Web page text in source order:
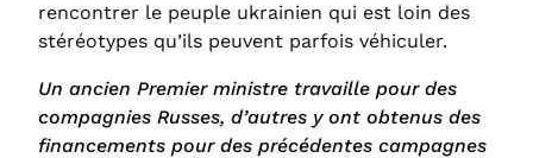
rencontrer le peuple ukrainien qui est loin des
stéréotypes qu’ils peuvent parfois véhiculer.
Un ancien Premier ministre travaille pour des
compagnies Russes, d’autres y ont obtenus des
financements pour des précédentes campagnes